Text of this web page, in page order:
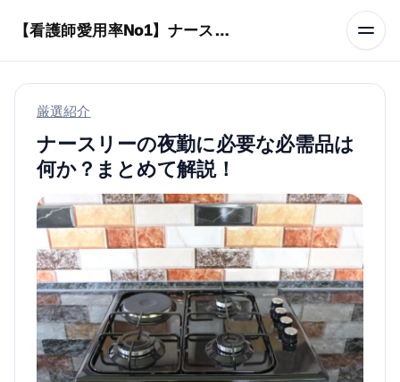
【看護師愛用率No1】ナースリーで人気の商品はコレ
厳選紹介
ナースリーの夜勤に必要な必需品は
何か？まとめて解説！